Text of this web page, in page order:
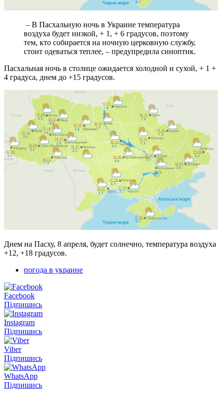
– В Пасхальную ночь в Украине температура
воздуха будет низкой, + 1, + 6 градусов, поэтому
тем, кто собирается на ночную церковную службу,
стоит одеваться теплее, – предупредила синоптик.
Пасхальная ночь в столице ожидается холодной и сухой, + 1 +
4 градуса, днем до +15 градусов.
Днем на Пасху, 8 апреля, будет солнечно, температура воздуха
+12, +18 градусов.
погода в украине
Facebook
Підпишись
Instagram
Підпишись
Viber
Підпишись
WhatsApp
Підпишись